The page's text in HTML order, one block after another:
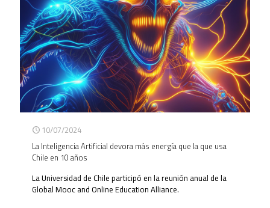
10/07/2024
La Inteligencia Artificial devora más energía que la que usa
Chile en 10 años
La Universidad de Chile participó en la reunión anual de la
Global Mooc and Online Education Alliance.